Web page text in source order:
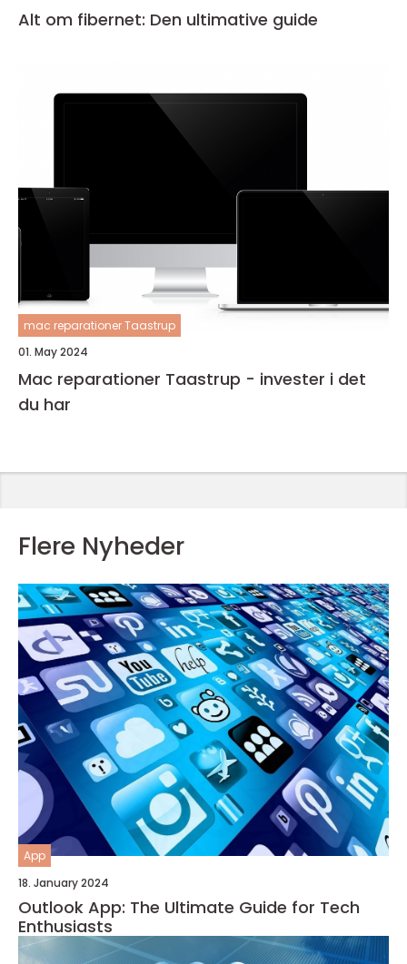
Alt om fibernet: Den ultimative guide
mac reparationer Taastrup
01. May 2024
Mac reparationer Taastrup - invester i det
du har
Flere Nyheder
App
18. January 2024
Outlook App: The Ultimate Guide for Tech
Enthusiasts